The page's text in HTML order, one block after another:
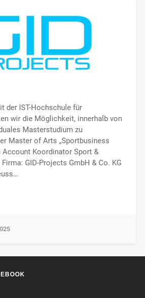
der IST-Hochschule für
wir die Möglichkeit, innerhalb von
Masterstudium zu
Master of Arts „Sportbusiness
Account Koordinator Sport &
GID-Projects GmbH & Co. KG